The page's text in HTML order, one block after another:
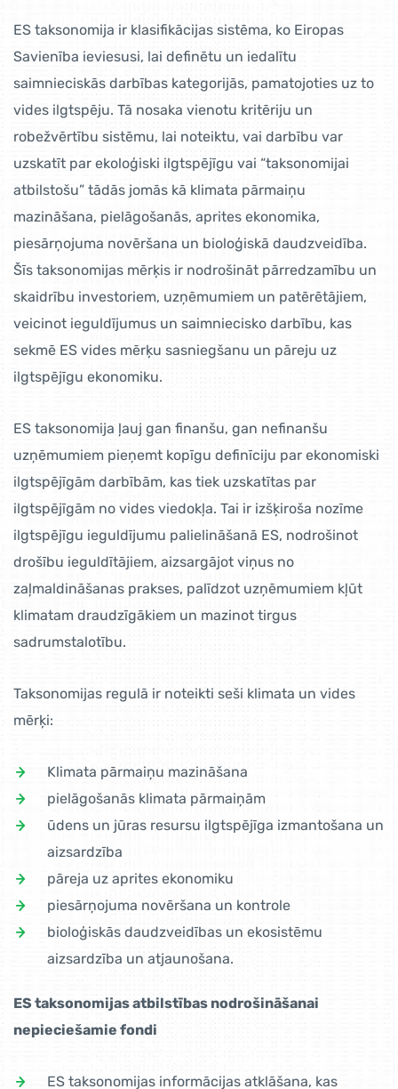
ES taksonomija ir klasifikācijas sistēma, ko Eiropas
Savienība ieviesusi, lai definētu un iedalītu
saimnieciskās darbības kategorijās, pamatojoties uz to
vides ilgtspēju. Tā nosaka vienotu kritēriju un
robežvērtību sistēmu, lai noteiktu, vai darbību var
uzskatīt par ekoloģiski ilgtspējīgu vai “taksonomijai
atbilstošu” tādās jomās kā klimata pārmaiņu
mazināšana, pielāgošanās, aprites ekonomika,
piesārņojuma novēršana un bioloģiskā daudzveidība.
Šīs taksonomijas mērķis ir nodrošināt pārredzamību un
skaidrību investoriem, uzņēmumiem un patērētājiem,
veicinot ieguldījumus un saimniecisko darbību, kas
sekmē ES vides mērķu sasniegšanu un pāreju uz
ilgtspējīgu ekonomiku.
ES taksonomija ļauj gan finanšu, gan nefinanšu
uzņēmumiem pieņemt kopīgu definīciju par ekonomiski
ilgtspējīgām darbībām, kas tiek uzskatītas par
ilgtspējīgām no vides viedokļa. Tai ir izšķiroša nozīme
ilgtspējīgu ieguldījumu palielināšanā ES, nodrošinot
drošību ieguldītājiem, aizsargājot viņus no
zaļmaldināšanas prakses, palīdzot uzņēmumiem kļūt
klimatam draudzīgākiem un mazinot tirgus
sadrumstalotību.
Taksonomijas regulā ir noteikti seši klimata un vides
mērķi:
Klimata pārmaiņu mazināšana
pielāgošanās klimata pārmaiņām
ūdens un jūras resursu ilgtspējīga izmantošana un
aizsardzība
pāreja uz aprites ekonomiku
piesārņojuma novēršana un kontrole
bioloģiskās daudzveidības un ekosistēmu
aizsardzība un atjaunošana.
ES taksonomijas atbilstības nodrošināšanai
nepieciešamie fondi
ES taksonomijas informācijas atklāšana, kas